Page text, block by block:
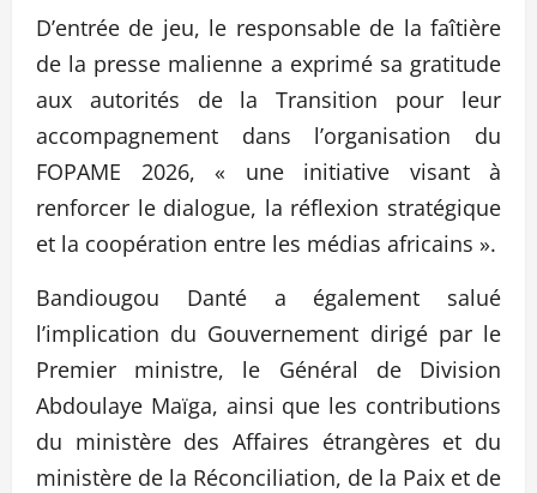
D’entrée de jeu, le responsable de la faîtière
de la presse malienne a exprimé sa gratitude
aux autorités de la Transition pour leur
accompagnement dans l’organisation du
FOPAME 2026, « une initiative visant à
renforcer le dialogue, la réflexion stratégique
et la coopération entre les médias africains ».
Bandiougou Danté a également salué
l’implication du Gouvernement dirigé par le
Premier ministre, le Général de Division
Abdoulaye Maïga, ainsi que les contributions
du ministère des Affaires étrangères et du
ministère de la Réconciliation, de la Paix et de